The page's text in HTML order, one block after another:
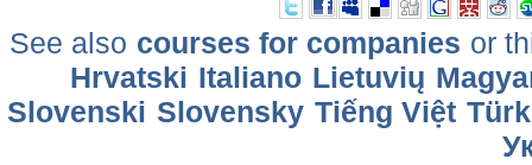
See also courses for companies or
Hrvatski Italiano Lietuvių
Slovenski Slovensky Tiếng Việt